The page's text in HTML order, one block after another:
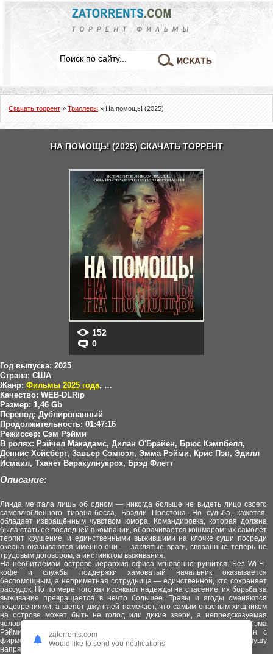
Скачать торрент » Триллеры » На помощь! (2025)
НА ПОМОЩЬ! (2025) СКАЧАТЬ ТОРРЕНТ
152
0
Год выпуска: 2025
Страна: США
Жанр: Фильмы 2025 года, Триллеры
Качество: WEB-DLRip
Размер: 1,46 Gb
Перевод: Дублированный
Продолжительность: 01:47:16
Режиссер: Сэм Рэйми
В ролях: Рэйчел Макадамс, Дилан О'Брайен, Брюс Кэмпбелл,
Деннис Хейсберт, Завьер Сэмюэл, Эмма Рэйми, Крис Пэн, Эдилл
Исмаил, Тханет Варакулнукрох, Брэд Флетт
Описание:
Линда мечтала лишь об одном — никогда больше не видеть лицо своего
самовлюблённого тирана-босса, Брэдли Престона. Но судьба, кажется,
обладает извращённым чувством юмора. Командировка, которая должна
была стать её последней в компании, оборачивается кошмаром: их самолёт
терпит крушение, и единственными выжившими на клочке суши посреди
океана оказываются именно они — заклятые враги, связанные теперь не
трудовым договором, а инстинктом выживания.
На необитаемом острове иерархия офиса мгновенно рушится. Без Wi-Fi,
кофе и службы поддержки хамоватый начальник оказывается
беспомощным, а неприметная сотрудница — единственной, кто сохраняет
рассудок. Но по мере того как иссякают надежды на спасение, их борьба за
выживание превращается в нечто большее. Травы и ягоды сменяются
подозрениями, а шепот джунглей намекает, что самым опасным хищником
на острове может быть не голод или дикие звери, а непредсказуемая
человеческая натура, доведённая до предела отчаянием. Стиль Сэма
Рэйми обещает, что этот психологический поединок будет подан с
фирменными резкими поворотами, чёрным юмором и леденящим душу
напряжением.
zatorrents.com
Would like to send you notifications